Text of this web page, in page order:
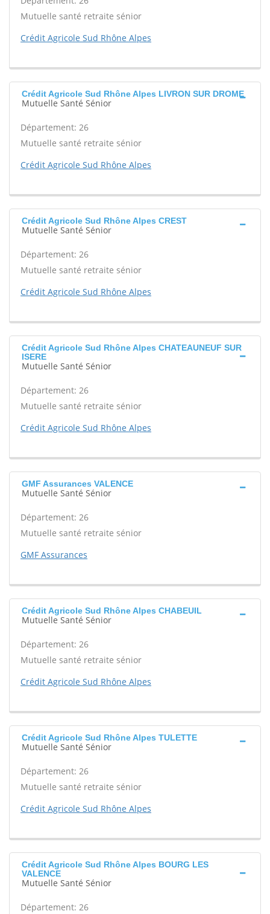
Mutuelle santé retraite sénior
Crédit Agricole Sud Rhône Alpes
Crédit Agricole Sud Rhône Alpes LIVRON SUR DROME
Mutuelle Santé Sénior
Département: 26
Mutuelle santé retraite sénior
Crédit Agricole Sud Rhône Alpes
Crédit Agricole Sud Rhône Alpes CREST
Mutuelle Santé Sénior
Département: 26
Mutuelle santé retraite sénior
Crédit Agricole Sud Rhône Alpes
Crédit Agricole Sud Rhône Alpes CHATEAUNEUF SUR
ISERE
Mutuelle Santé Sénior
Département: 26
Mutuelle santé retraite sénior
Crédit Agricole Sud Rhône Alpes
GMF Assurances VALENCE
Mutuelle Santé Sénior
Département: 26
Mutuelle santé retraite sénior
GMF Assurances
Crédit Agricole Sud Rhône Alpes CHABEUIL
Mutuelle Santé Sénior
Département: 26
Mutuelle santé retraite sénior
Crédit Agricole Sud Rhône Alpes
Crédit Agricole Sud Rhône Alpes TULETTE
Mutuelle Santé Sénior
Département: 26
Mutuelle santé retraite sénior
Crédit Agricole Sud Rhône Alpes
Crédit Agricole Sud Rhône Alpes BOURG LES
VALENCE
Mutuelle Santé Sénior
Département: 26